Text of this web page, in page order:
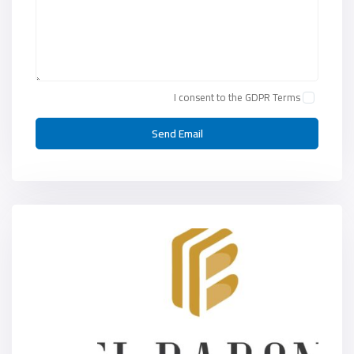
I consent to the GDPR Terms